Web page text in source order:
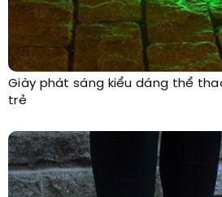
Giày phát sáng kiểu dáng thể
trẻ